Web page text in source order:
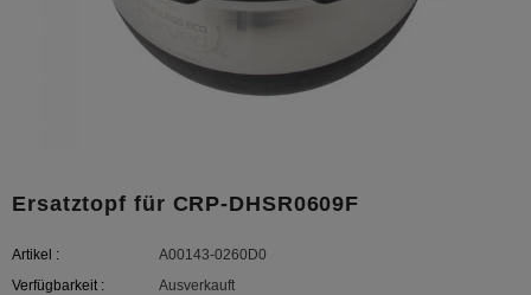
Ersatztopf für CRP-DHSR0609F
Artikel :
A00143-0260D0
Verfügbarkeit :
Ausverkauft